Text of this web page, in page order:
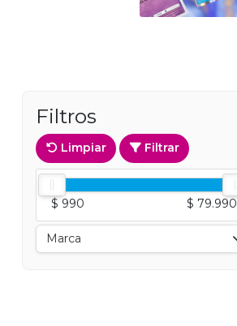
Filtros
Limpiar Filtrar
$ 990 $ 79.990
Marca